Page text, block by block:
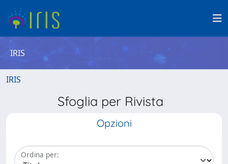
IRIS
IRIS
Sfoglia per Rivista
Opzioni
Ordina per: